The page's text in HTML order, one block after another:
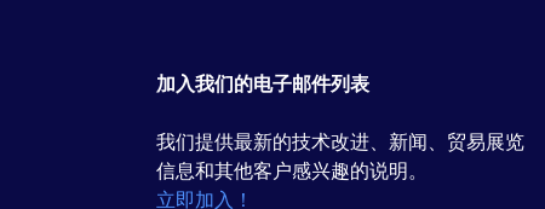
加入我们的电子邮件列表
我们提供最新的技术改进、新闻、贸易展览
信息和其他客户感兴趣的说明。
立即加入！